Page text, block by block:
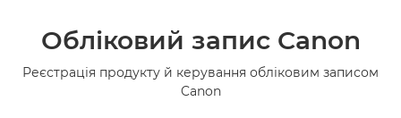
Обліковий запис Canon
Реєстрація продукту й керування обліковим записом
Canon